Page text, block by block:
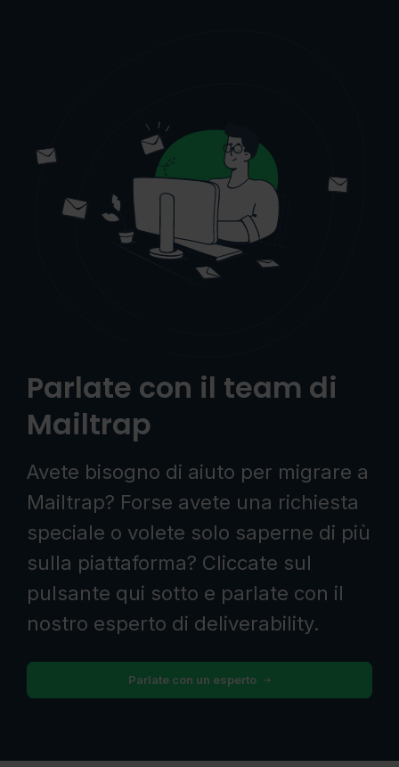
Parlate con il team di
Mailtrap
Avete bisogno di aiuto per migrare a
Mailtrap? Forse avete una richiesta
speciale o volete solo saperne di più
sulla piattaforma? Cliccate sul
pulsante qui sotto e parlate con il
nostro esperto di deliverability.
Parlate con un esperto